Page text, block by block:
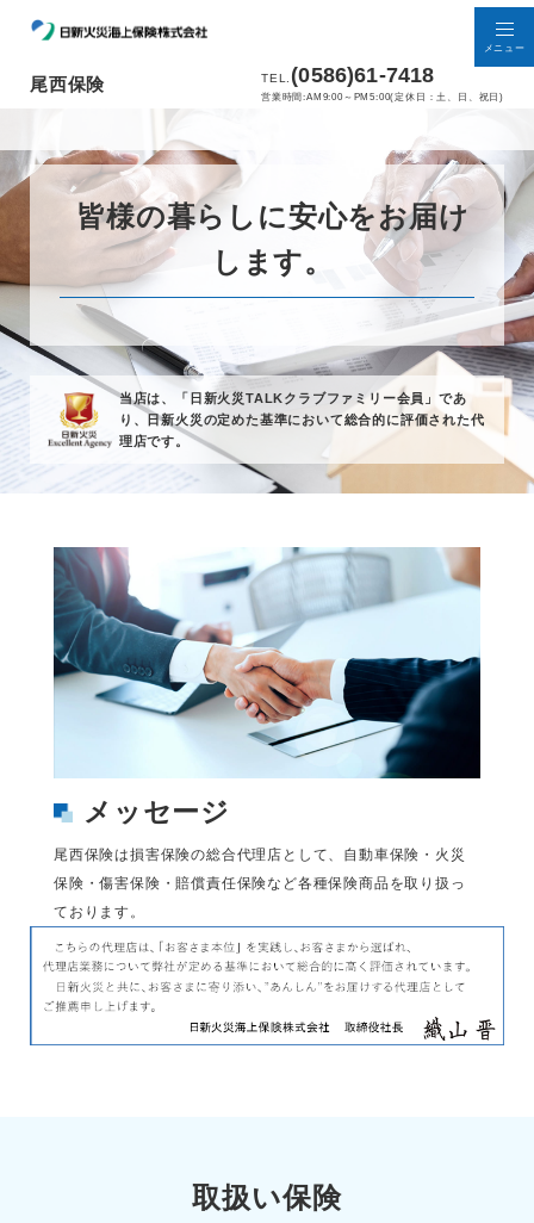
尾西保険 TEL. (0586)61-7418
営業時間:AM9:00～PM5:00(定休日：土、日、祝日)
メニュー
皆様の暮らしに安心をお届け
します。
当店は、「日新火災TALKクラブファミリー会員」であ
り、
日新火災の定めた基準において総合的に評価された代
理店です。
メッセージ
尾西保険は損害保険の総合代理店として、自動車保険・火災
保険・傷害保険・賠償責任保険など各種保険商品を取り扱っ
ております。
取扱い保険